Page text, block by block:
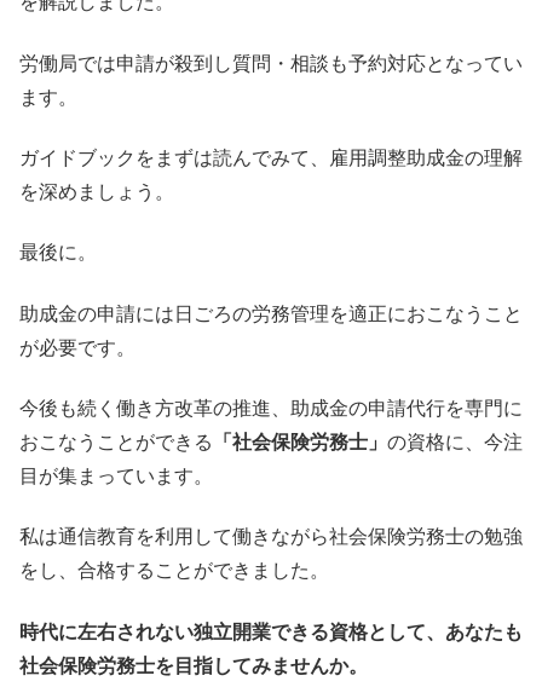
労働局では申請が殺到し質問・相談も予約対応となってい
ます。
ガイドブックをまずは読んでみて、雇用調整助成金の理解
を深めましょう。
最後に。
助成金の申請には日ごろの労務管理を適正におこなうこと
が必要です。
今後も続く働き方改革の推進、助成金の申請代行を専門に
おこなうことができる
「社会保険労務士」 の資格に、今注
目が集まっています。
私は通信教育を利用して働きながら社会保険労務士の勉強
をし、合格することができました。
時代に左右されない独立開業できる資格として、あなたも
社会保険労務士を目指してみませんか。